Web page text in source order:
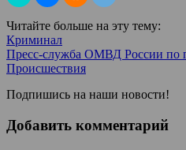
Читайте больше на эту тему:
Криминал
Пресс-служба ОМВД России по
Происшествия
Подпишись на наши новости!
Добавить комментарий